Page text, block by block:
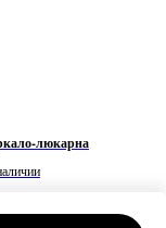
люкарна